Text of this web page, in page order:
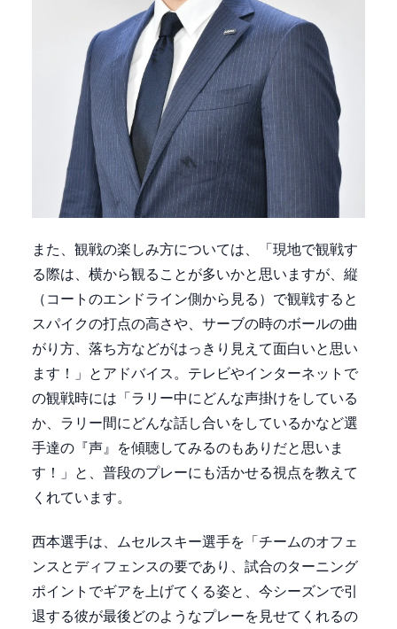
また、観戦の楽しみ方については、「現地で観戦す
る際は、横から観ることが多いかと思いますが、縦
（コートのエンドライン側から見る）で観戦すると
スパイクの打点の高さや、サーブの時のボールの曲
がり方、落ち方などがはっきり見えて面白いと思い
ます！」とアドバイス。テレビやインターネットで
の観戦時には「ラリー中にどんな声掛けをしている
か、ラリー間にどんな話し合いをしているかなど選
手達の『声』を傾聴してみるのもありだと思いま
す！」と、普段のプレーにも活かせる視点を教えて
くれています。
西本選手は、ムセルスキー選手を「チームのオフェ
ンスとディフェンスの要であり、試合のターニング
ポイントでギアを上げてくる姿と、今シーズンで引
退する彼が最後どのようなプレーを見せてくれるの